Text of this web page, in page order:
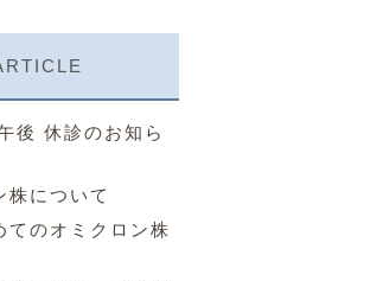
後 休診のお知ら
株について
てのオミクロン株